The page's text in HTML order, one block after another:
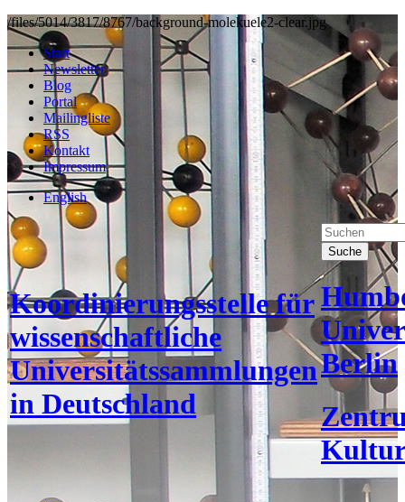
/files/5014/3817/8767/background-molekuele2-clear.jpg
Start
Newsletter
Blog
Portal
Mailingliste
RSS
Kontakt
Impressum
English
Koordinierungsstelle für
wissenschaftliche
Universitätssammlungen
in Deutschland
Suche
Berlin